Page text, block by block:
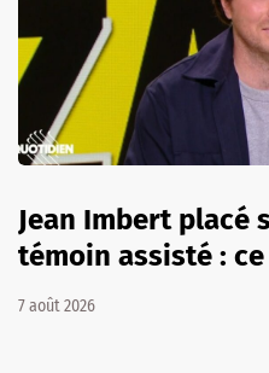
Jean Imbert placé
témoin assisté :
7 août 2026